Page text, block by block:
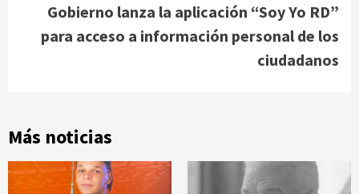
Gobierno lanza la aplicación “Soy Yo RD”
para acceso a información personal de los
ciudadanos
Más noticias